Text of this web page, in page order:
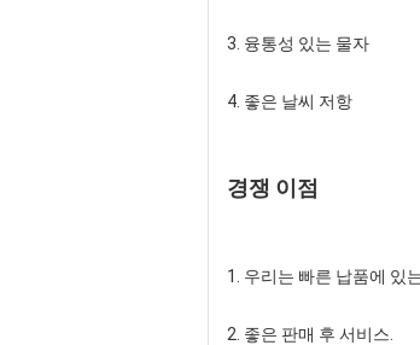
3. 융통성 있는 물자
4. 좋은 날씨 저항
경쟁 이점
1. 우리는 빠른 납품에 있
2. 좋은 판매 후 서비스.